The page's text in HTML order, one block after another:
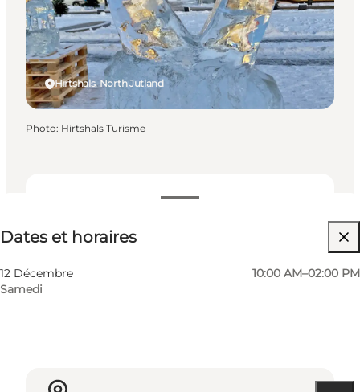
Dates et horaires
12 Décembre
Samedi
10:00 AM–02:00 PM
Visiter le site web
Hirtshals, North Jutland
Photo: Hirtshals Turisme